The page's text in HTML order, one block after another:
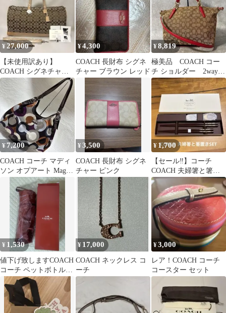
¥27,000
【未使用訳あり】
COACH シグネチャー
2WAY ボストンバッグ
★大容量旅行鞄
¥4,300
COACH 長財布 シグネ
チャー ブラウン レッド
¥8,819
極美品 COACH コー
チ ショルダー 2way
ハンドバッグ シグネチ
ャー 赤
¥7,200
COACH コーチ マディ
ソン オプアート Maggie
ホーボーバッグ y2k
¥3,500
COACH 長財布 シグネ
チャー ピンク
¥ 1,700
【セール‼️】コーチ
COACH 夫婦箸と箸置
き(レクサスとのコラ
ボ)アニバーサリー
¥ 1,530
値下げ致しますCOACH
コーチ ペットボトルホ
ルダー 非売品 ブラウン
箱付き
¥ 17,000
COACH ネックレス コ
ーチ
¥3,000
レア！COACH コーチ
コースター セット